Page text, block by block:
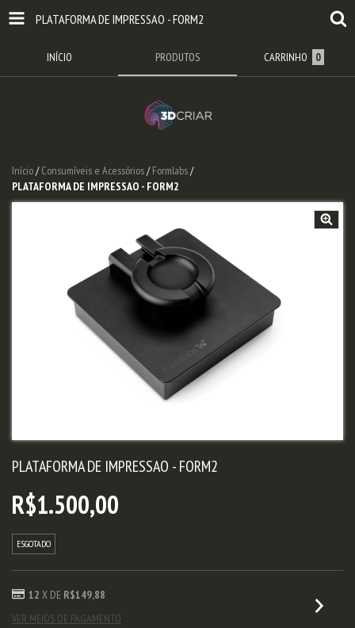
PLATAFORMA DE IMPRESSAO - FORM2
INÍCIO PRODUTOS CARRINHO 0
Início/ Consumíveis e Acessórios/ Formlabs/
PLATAFORMA DE IMPRESSAO - FORM2
PLATAFORMA DE IMPRESSAO - FORM2
R$1.500,00
ESGOTADO
12 X DE R$149,88
VER MEIOS DE PAGAMENTO